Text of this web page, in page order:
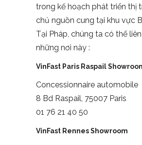
trong kế hoạch phát triển thị
chủ nguồn cung tại khu vực
Tại Pháp, chúng ta có thể
những nơi này :
VinFast Paris Raspail
Concessionnaire automobile
8 Bd Raspail, 75007 Paris
01 76 21 40 50
VinFast Rennes Showroom